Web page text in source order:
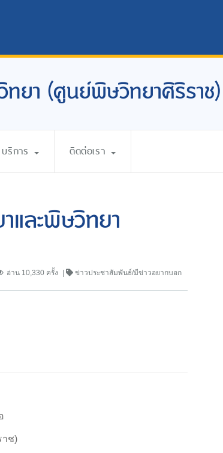
ยา (ศูนย์พิษวิทยาศิริราช)
บริการ ติดต่อเรา
และพิษวิทยา
อ่าน 10,330 ครั้ง ข่าวประชาสัมพันธ์/มีข่าวอยากบอก
ช)